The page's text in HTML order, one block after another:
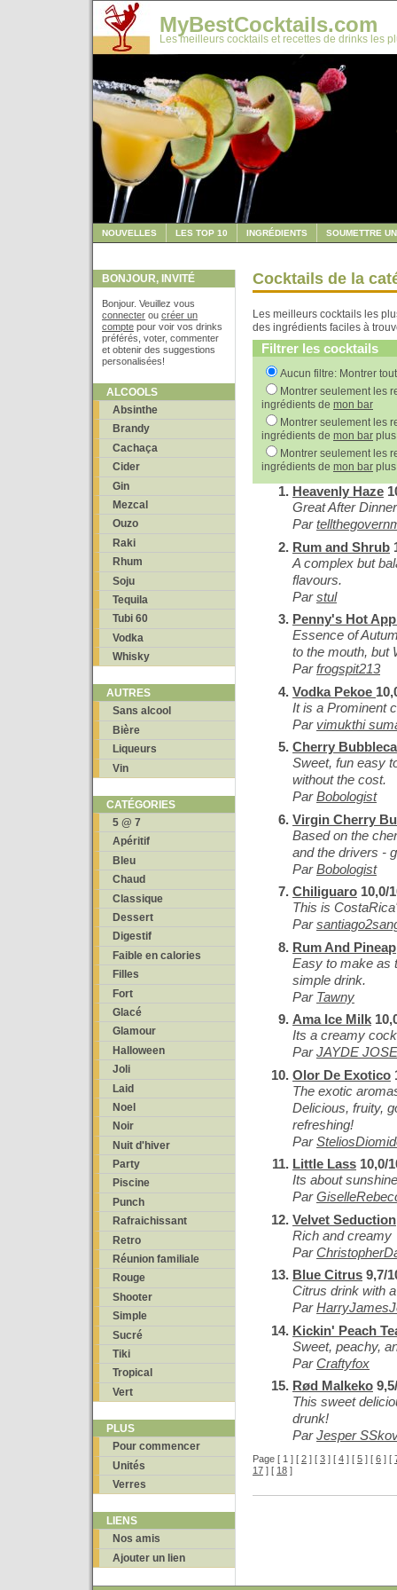
MyBestCocktails.com
Les meilleurs cocktails et recettes de drinks les
NOUVELLES LES TOP 10 INGRÉDIENTS SOUMETTRE
BONJOUR, INVITÉ
Bonjour. Veuillez vous
connecter ou créer un
compte pour voir vos drinks
préférés, voter, commenter
et obtenir des suggestions
personalisées!
ALCOOLS
Absinthe
Brandy
Cachaça
Cider
Gin
Mezcal
Ouzo
Raki
Rhum
Soju
Tequila
Tubi 60
Vodka
Whisky
AUTRES
Sans alcool
Bière
Liqueurs
Vin
CATÉGORIES
5 @ 7
Apéritif
Bleu
Chaud
Classique
Dessert
Digestif
Faible en calories
Filles
Fort
Glacé
Glamour
Halloween
Joli
Laid
Noel
Noir
Nuit d'hiver
Party
Piscine
Punch
Rafraichissant
Retro
Réunion familiale
Rouge
Shooter
Simple
Sucré
Tiki
Tropical
Vert
PLUS
Pour commencer
Unités
Verres
LIENS
Nos amis
Ajouter un lien
Cocktails de la
Les meilleurs cocktails les
des ingrédients faciles à
Filtrer les cocktails
Aucun filtre: Montrer
Montrer seulement les
ingrédients de mon bar
Montrer seulement les
ingrédients de mon bar
Montrer seulement les
ingrédients de mon bar
Heavenly Haze
Great After
Par
Rum and Shrub
A complex but
flavours.
Parstul
Penny's Hot
Essence of
to the mouth, but
Parfrogspit213
Vodka Pekoe
It is a Prominent
Par vimukthi
Cherry
Sweet, fun easy
without the cost.
ParBobologist
Virgin Cherry
Based on the
and the drivers -
ParBobologist
Chiliguaro 10,0/
This is
Par
Rum And
Easy to make as
simple drink.
Par Tawny
Ama Ice Milk
Its a creamy
ParJAYDE
Olor De Exotico
The exotic
Delicious, fruity,
refreshing!
Par
Little Lass 10,0/
Its about
Par
Velvet Seduction
Rich and creamy
Par
Blue Citrus 9,7/
Citrus drink with
Par
Kickin' Peach
Sweet, peachy,
ParCraftyfox
Rød Malkeko
This sweet
drunk!
ParJesper
Page [ 1 ] [ 2 ] [ 3 ] [ 4 ] [ 5 ] [ 6 ] [
17 ] [ 18 ]